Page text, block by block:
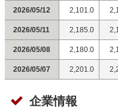
2026/05/12 2,101.0
2026/05/11 2,185.0
2026/05/08 2,180.0
2026/05/07 2,201.0
企業情報